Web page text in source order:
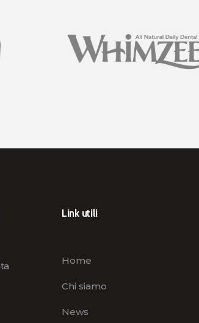
Link utili
Home
Chi siamo
News